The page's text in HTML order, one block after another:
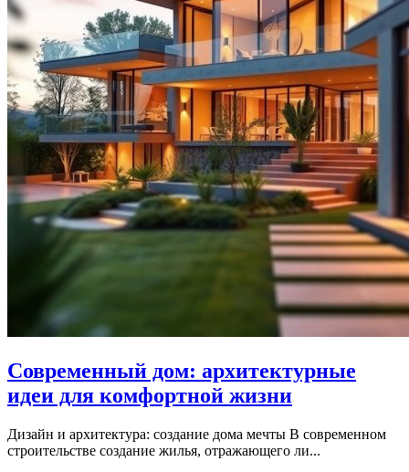
Современный дом: архитектурные
идеи для комфортной жизни
Дизайн и архитектура: создание дома мечты В современном
строительстве создание жилья, отражающего ли...